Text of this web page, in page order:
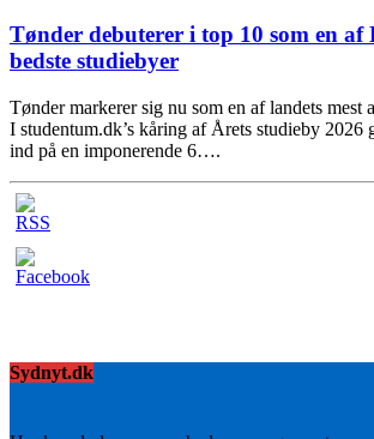
Tønder debuterer i top 10 som en af
bedste studiebyer
Tønder markerer sig nu som en af landets mest
I studentum.dk’s kåring af Årets studieby 2026
ind på en imponerende 6….
Sydnyt.dk